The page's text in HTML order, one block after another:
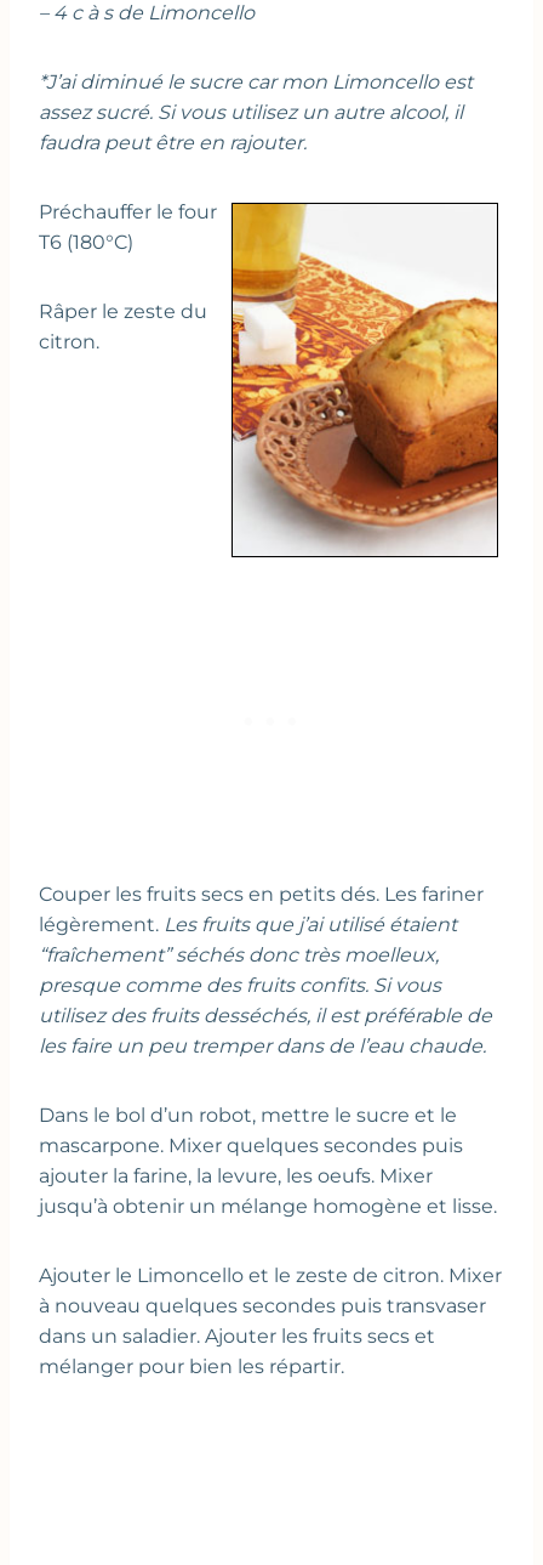
– 4 c à s de Limoncello
*J’ai diminué le sucre car mon Limoncello est
assez sucré. Si vous utilisez un autre alcool, il
faudra peut être en rajouter.
Préchauffer le four
T6 (180°C)
Râper le zeste du
citron.
Couper les fruits secs en petits dés. Les fariner
légèrement. Les fruits que j’ai utilisé étaient
“fraîchement” séchés donc très moelleux,
presque comme des fruits confits. Si vous
utilisez des fruits desséchés, il est préférable de
les faire un peu tremper dans de l’eau chaude.
Dans le bol d’un robot, mettre le sucre et le
mascarpone. Mixer quelques secondes puis
ajouter la farine, la levure, les oeufs. Mixer
jusqu’à obtenir un mélange homogène et lisse.
Ajouter le Limoncello et le zeste de citron. Mixer
à nouveau quelques secondes puis transvaser
dans un saladier. Ajouter les fruits secs et
mélanger pour bien les répartir.